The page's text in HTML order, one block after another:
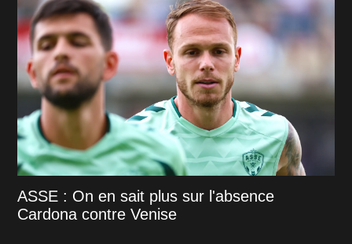
ASSE : On en sait plus sur l'absence
Cardona contre Venise